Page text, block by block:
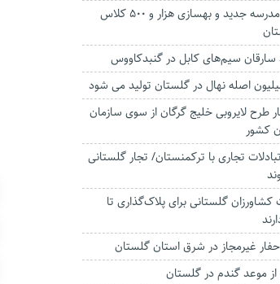
افتتاح ۵۵ مدرسه جدید و بهسازی هزار و ۵۰۰ کلاس
سارقان سیم‌های کابل در گنبدکاووس
طرح لایروبی خلیج گرگان از سوی سازمان
کشور
تجاری با ترکمنستان/ تجار گلستانی
کشاورزان گلستانی برای پلاک‌گذاری تا
غیرمجاز در شرق استان گلستان
موعد گندم در گلستان